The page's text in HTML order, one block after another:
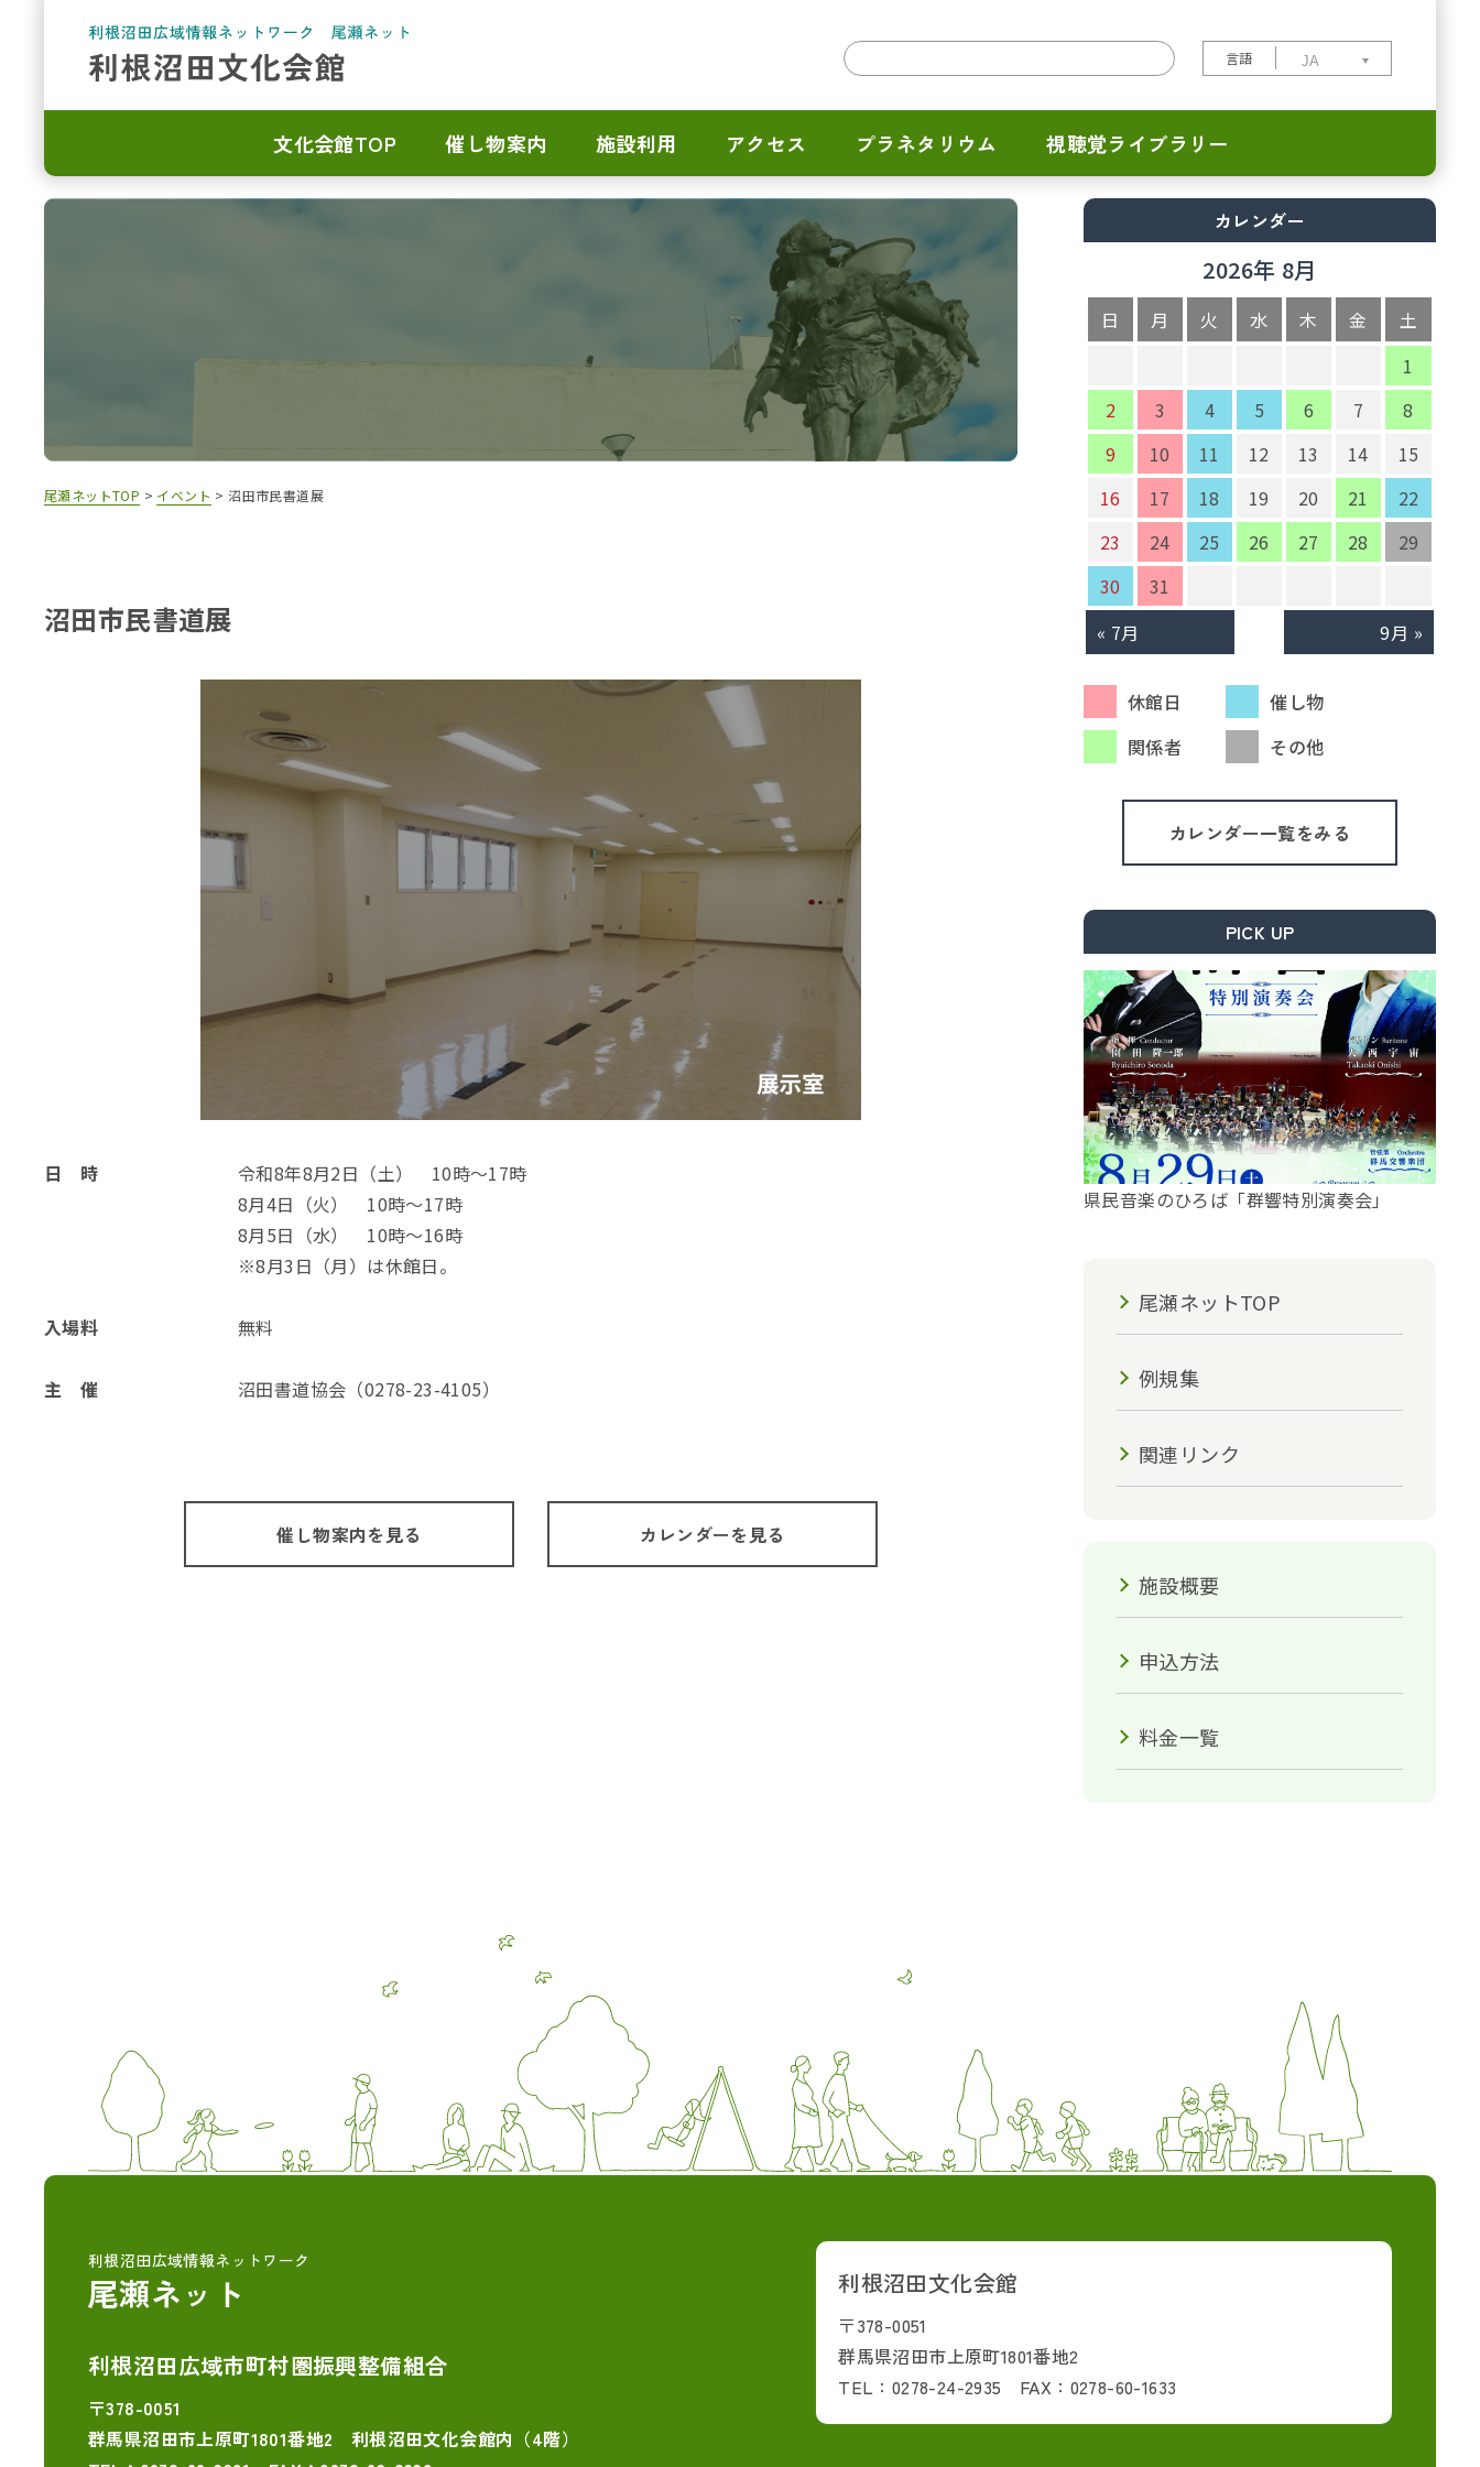
言語
文化会館TOP 催し物案内 施設利用 アクセス プラネタリウム 視聴覚ライブラリー
尾瀬ネットTOP > イベント >沼田市民書道展
沼田市民書道展
日 時
令和8年8月2日（土） 10時～17時
8月4日（火） 10時～17時
8月5日（水） 10時～16時
※8月3日（月）は休館日。
入場料 無料
主 催 沼田書道協会（0278-23-4105）
催し物案内を見る カレンダーを見る
カレンダー
2026年 8月
日 月 火 水 木 金
土
1
2
3 4 5 6 7
8
9
10 11 12 13 14
15
16
17 18 19 20 21
22
23
24 25 26 27 28
29
30
31
« 7月
9月 »
休館日
催し物
関係者
その他
カレンダー一覧をみる
PICK UP
県民音楽のひろば「群響特別演奏会」
尾瀬ネットTOP
例規集
関連リンク
施設概要
申込方法
料金一覧
利根沼田広域情報ネットワーク
尾瀬ネット
利根沼田広域市町村圏振興整備組合
〒378-0051
群馬県沼田市上原町1801番地2 利根沼田文化会館内（4階）
利根沼田文化会館
〒378-0051
群馬県沼田市上原町1801番地2
TEL：0278-24-2935 FAX：0278-60-1633